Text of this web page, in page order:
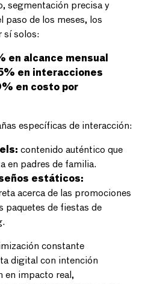
segmentación precisa y
paso de los meses, los
sí solos:
en alcance mensual
en interacciones
en costo por
específicas de interacción:
contenido auténtico que
en padres de familia.
estáticos:
acerca de las promociones
paquetes de fiestas de
constante
digital con intención
en impacto real,